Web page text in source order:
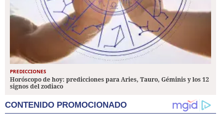
PREDICCIONES
Horóscopo de hoy: predicciones para Aries, Tauro, Géminis y los 12
signos del zodiaco
CONTENIDO PROMOCIONADO